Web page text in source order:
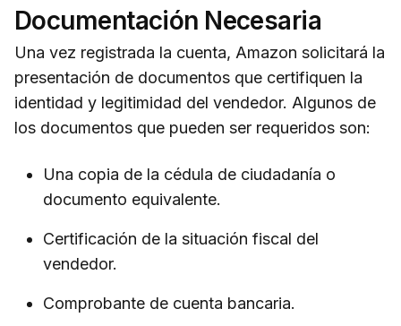
Documentación Necesaria
Una vez registrada la cuenta, Amazon solicitará la
presentación de documentos que certifiquen la
identidad y legitimidad del vendedor. Algunos de
los documentos que pueden ser requeridos son:
Una copia de la cédula de ciudadanía o
documento equivalente.
Certificación de la situación fiscal del
vendedor.
Comprobante de cuenta bancaria.